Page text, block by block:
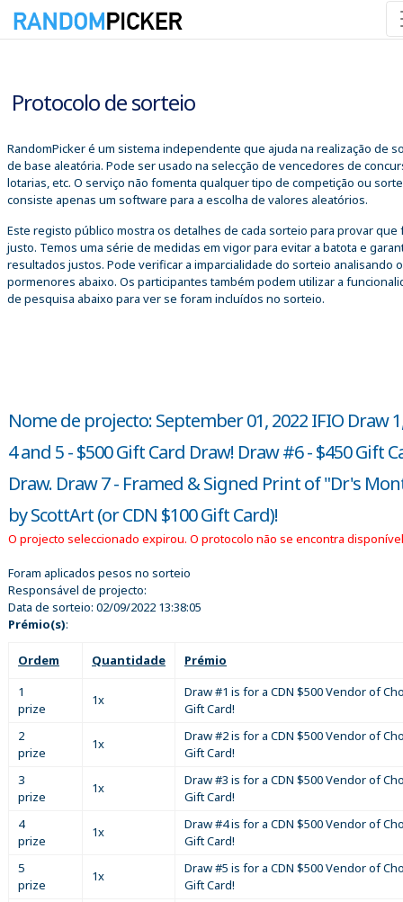
Protocolo de sorteio
RandomPicker é um sistema independente que ajuda na realização de
de base aleatória. Pode ser usado na selecção de vencedores de
lotarias, etc. O serviço não fomenta qualquer tipo de competição ou
consiste apenas um software para a escolha de valores aleatórios.
Este registo público mostra os detalhes de cada sorteio para provar que
justo. Temos uma série de medidas em vigor para evitar a batota e
resultados justos. Pode verificar a imparcialidade do sorteio analisando
pormenores abaixo. Os participantes também podem utilizar a
de pesquisa abaixo para ver se foram incluídos no sorteio.
Nome de projecto: September 01, 2022 IFIO Draw
4 and 5 - $500 Gift Card Draw! Draw #6 - $450 Gift
Draw. Draw 7 - Framed & Signed Print of "Dr's
by ScottArt (or CDN $100 Gift Card)!
O projecto seleccionado expirou. O protocolo não se encontra
Foram aplicados pesos no sorteio
Responsável de projecto:
Data de sorteio: 02/09/2022 13:38:05
Prémio(s):
Ordem Quantidade
Prémio
1
prize
1x
Draw #1 is for a CDN $500 Vendor of
Gift Card!
2
prize
1x
Draw #2 is for a CDN $500 Vendor of
Gift Card!
3
prize
1x
Draw #3 is for a CDN $500 Vendor of
Gift Card!
4
prize
1x
Draw #4 is for a CDN $500 Vendor of
Gift Card!
5
prize
1x
Draw #5 is for a CDN $500 Vendor of
Gift Card!